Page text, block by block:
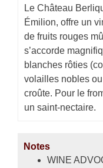
Le Château
Émilion, offre un
de fruits rouges
s’accorde
blanches rôties
volailles nobles
croûte. Pour le
un saint-nectaire.
Notes
WINE